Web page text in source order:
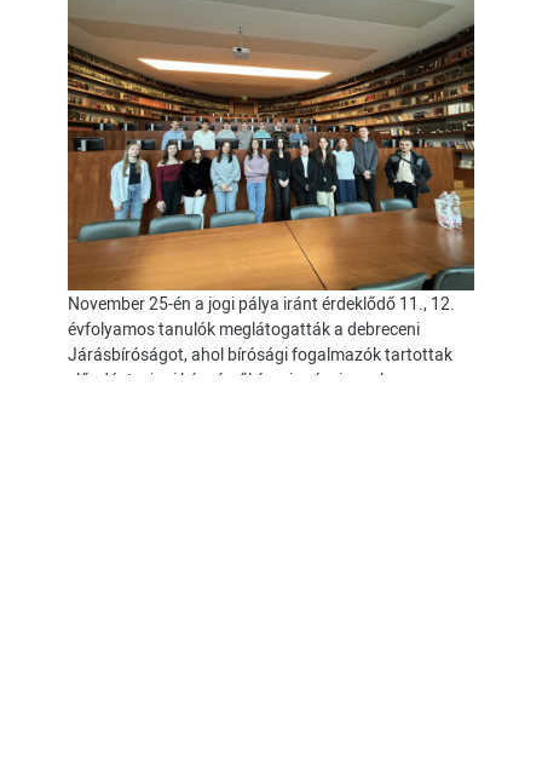
November 25-én a jogi pálya iránt érdeklődő 11., 12.
évfolyamos tanulók meglátogatták a debreceni
Járásbíróságot, ahol bírósági fogalmazók tartottak
előadást a jogi képzésről és a jogászi munka